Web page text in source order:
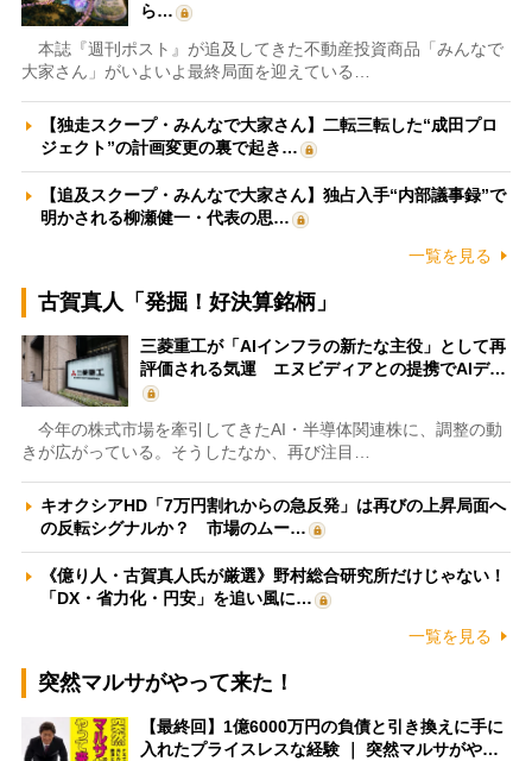
ら…
本誌『週刊ポスト』が追及してきた不動産投資商品「みんなで
大家さん」がいよいよ最終局面を迎えている…
【独走スクープ・みんなで大家さん】二転三転した“成田プロ
ジェクト”の計画変更の裏で起き…
【追及スクープ・みんなで大家さん】独占入手“内部議事録”で
明かされる柳瀬健一・代表の思…
一覧を見る
古賀真人「発掘！好決算銘柄」
三菱重工が「AIインフラの新たな主役」として再
評価される気運 エヌビディアとの提携でAIデ…
今年の株式市場を牽引してきたAI・半導体関連株に、調整の動
きが広がっている。そうしたなか、再び注目…
キオクシアHD「7万円割れからの急反発」は再びの上昇局面へ
の反転シグナルか？ 市場のムー…
《億り人・古賀真人氏が厳選》野村総合研究所だけじゃない！
「DX・省力化・円安」を追い風に…
一覧を見る
突然マルサがやって来た！
【最終回】1億6000万円の負債と引き換えに手に
入れたプライスレスな経験 ｜ 突然マルサがや…